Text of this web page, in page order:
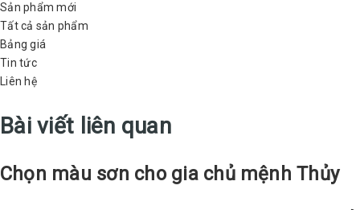
Sản phẩm mới
Tất cả sản phẩm
Bảng giá
Tin tức
Liên hệ
Bài viết liên quan
Chọn màu sơn cho gia chủ mệnh Thủy